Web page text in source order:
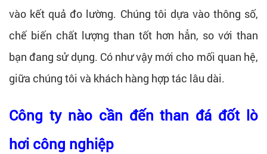
vào kết quả đo lường. Chúng tôi dựa vào thông số,
chế biến chất lượng than tốt hơn hẳn, so với than
bạn đang sử dụng. Có như vậy mới cho mối quan hệ,
giữa chúng tôi và khách hàng hợp tác lâu dài.
Công ty nào cần đến than đá đốt lò
hơi công nghiệp